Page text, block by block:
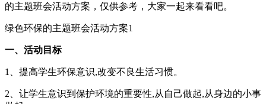
的主题班会活动方案，仅供参考，大家一起来看看吧。
绿色环保的主题班会活动方案1
一、活动目标
1、提高学生环保意识,改变不良生活习惯。
2、让学生意识到保护环境的重要性,从自己做起,从身边的小事